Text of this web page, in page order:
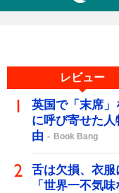
レビュー
英国で「末席」
に呼び寄せた
由
Book Bang
舌は欠損、衣
「世界一不気